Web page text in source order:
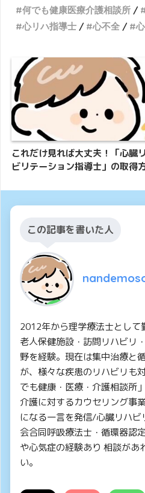
何でも健康医療介護相談所
心リハ指導士
心不全
これだけ見れば大丈夫！「心臓
ビリテーション指導士」の取得
この記事を書いた人
2012年から理学療法士として
老人保健施設・訪問リハビリ
野を経験。現在は集中治療と
が、様々な疾患のリハビリも
でも健康・医療・介護相談所
介護に対するカウセリング事
になる一言を発信/心臓リハ
会合同呼吸療法士・循環器認
や心気症の経験あり 相談があ
い。